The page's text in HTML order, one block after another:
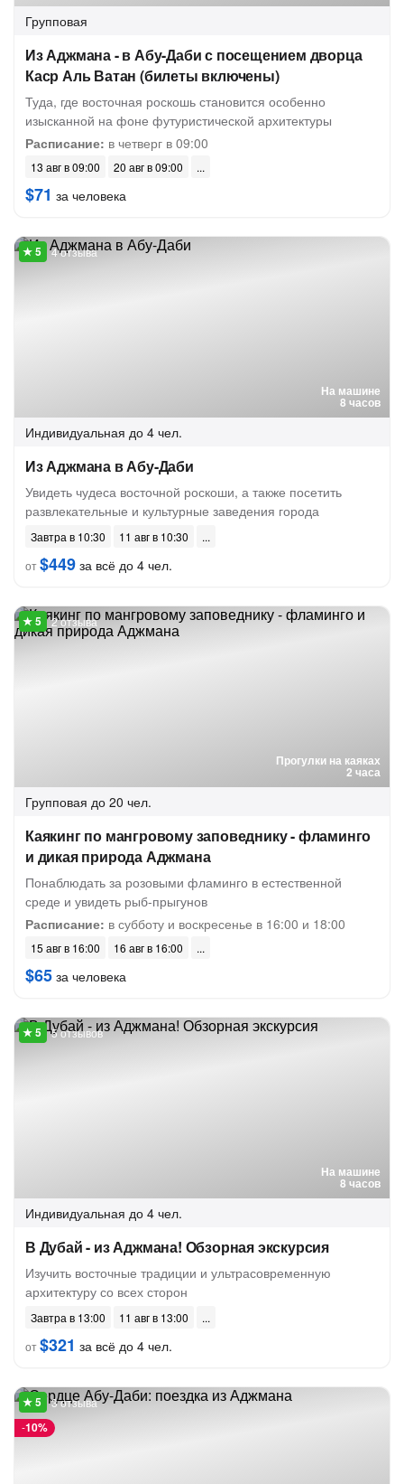
Групповая
Из Аджмана - в Абу-Даби с посещением дворца
Каср Аль Ватан (билеты включены)
Туда, где восточная роскошь становится особенно
изысканной на фоне футуристической архитектуры
Расписание: в четверг в 09:00
13 авг в 09:00 20 авг в 09:00
$71 за человека
На машине
8 часов
4 отзыва
Индивидуальная до 4 чел.
Из Аджмана в Абу-Даби
Увидеть чудеса восточной роскоши, а также посетить
развлекательные и культурные заведения города
Завтра в 10:30
11 авг в 10:30
от$449 за всё до 4 чел.
Прогулки на каяках
2 часа
2 отзыва
Групповая до 20 чел.
Каякинг по мангровому заповеднику - фламинго
и дикая природа Аджмана
Понаблюдать за розовыми фламинго в естественной
среде и увидеть рыб-прыгунов
Расписание: в субботу и воскресенье в 16:00 и 18:00
15 авг в 16:00 16 авг в 16:00
$65 за человека
На машине
8 часов
5 отзывов
Индивидуальная до 4 чел.
В Дубай - из Аджмана! Обзорная экскурсия
Изучить восточные традиции и ультрасовременную
архитектуру со всех сторон
Завтра в 13:00
11 авг в 13:00
от$321 за всё до 4 чел.
-10%
3 отзыва